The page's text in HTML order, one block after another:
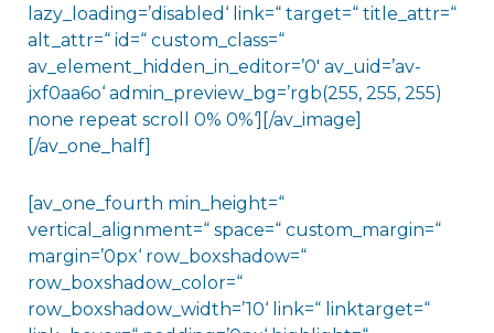
lazy_loading=’disabled‘ link=“ target=“ title_attr=“
alt_attr=“ id=“ custom_class=“
av_element_hidden_in_editor=’0′ av_uid=’av-
jxf0aa6o‘ admin_preview_bg=’rgb(255, 255, 255)
none repeat scroll 0% 0%‘][/av_image]
[/av_one_half]
[av_one_fourth min_height=“
vertical_alignment=“ space=“ custom_margin=“
margin=’0px‘ row_boxshadow=“
row_boxshadow_color=“
row_boxshadow_width=’10‘ link=“ linktarget=“